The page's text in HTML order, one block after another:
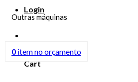
Login
Cart
Outras máquinas
0 itemno orçamento